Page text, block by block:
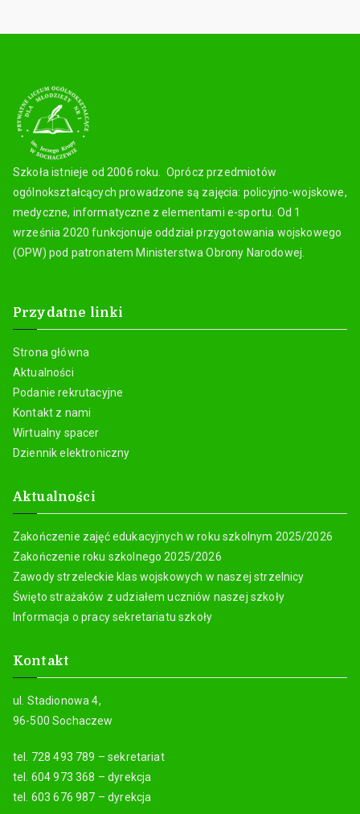
Szkoła istnieje od 2006 roku. Oprócz przedmiotów
ogólnokształcących prowadzone są zajęcia: policyjno-wojskowe,
medyczne, informatyczne z elementami e-sportu. Od 1
września 2020 funkcjonuje oddział przygotowania wojskowego
(OPW) pod patronatem Ministerstwa Obrony Narodowej.
Przydatne linki
Strona główna
Aktualności
Podanie rekrutacyjne
Kontakt z nami
Wirtualny spacer
Dziennik elektroniczny
Aktualności
Zakończenie zajęć edukacyjnych w roku szkolnym 2025/2026
Zakończenie roku szkolnego 2025/2026
Zawody strzeleckie klas wojskowych w naszej strzelnicy
Święto strażaków z udziałem uczniów naszej szkoły
Informacja o pracy sekretariatu szkoły
Kontakt
ul. Stadionowa 4,
96-500 Sochaczew
tel. 728 493 789 – sekretariat
tel. 604 973 368 – dyrekcja
tel. 603 676 987 – dyrekcja